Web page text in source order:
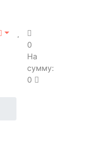
0
На
сумму:
0